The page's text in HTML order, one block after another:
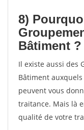
8)
Bâtiment ?
Il existe aussi des
Bâtiment
peuvent vous
traitance. Mais là
qualité de votre